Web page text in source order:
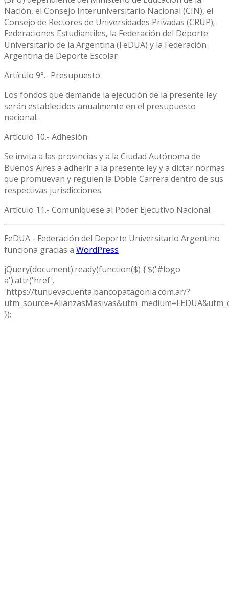
Nación, el Consejo Interuniversitario Nacional (CIN), el
Consejo de Rectores de Universidades Privadas (CRUP);
Federaciones Estudiantiles, la Federación del Deporte
Universitario de la Argentina (FeDUA) y la Federación
Argentina de Deporte Escolar
Artículo 9°.- Presupuesto
Los fondos que demande la ejecución de la presente ley
serán establecidos anualmente en el presupuesto
nacional.
Artículo 10.- Adhesión
Se invita a las provincias y a la Ciudad Autónoma de
Buenos Aires a adherir a la presente ley y a dictar normas
que promuevan y regulen la Doble Carrera dentro de sus
respectivas jurisdicciones.
Artículo 11.- Comuníquese al Poder Ejecutivo Nacional
FeDUA - Federación del Deporte Universitario Argentino
funciona gracias a WordPress
jQuery(document).ready(function($) { $('#logo
a').attr('href',
'https://tunuevacuenta.bancopatagonia.com.ar/?
});